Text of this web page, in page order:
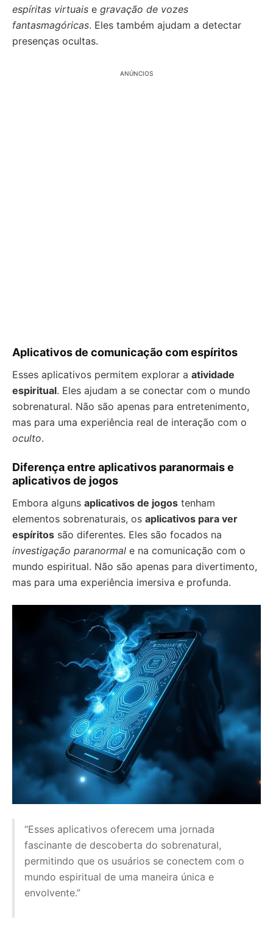
espíritas virtuais e gravação de vozes
fantasmagóricas. Eles também ajudam a detectar
presenças ocultas.
ANÚNCIOS
Aplicativos de comunicação com espíritos
Esses aplicativos permitem explorar a atividade
espiritual. Eles ajudam a se conectar com o mundo
sobrenatural. Não são apenas para entretenimento,
mas para uma experiência real de interação com o
oculto.
Diferença entre aplicativos paranormais e
aplicativos de jogos
Embora alguns aplicativos de jogos tenham
elementos sobrenaturais, os aplicativos para ver
espíritos são diferentes. Eles são focados na
investigação paranormal e na comunicação com o
mundo espiritual. Não são apenas para divertimento,
mas para uma experiência imersiva e profunda.
“Esses aplicativos oferecem uma jornada
fascinante de descoberta do sobrenatural,
permitindo que os usuários se conectem com o
mundo espiritual de uma maneira única e
envolvente.”